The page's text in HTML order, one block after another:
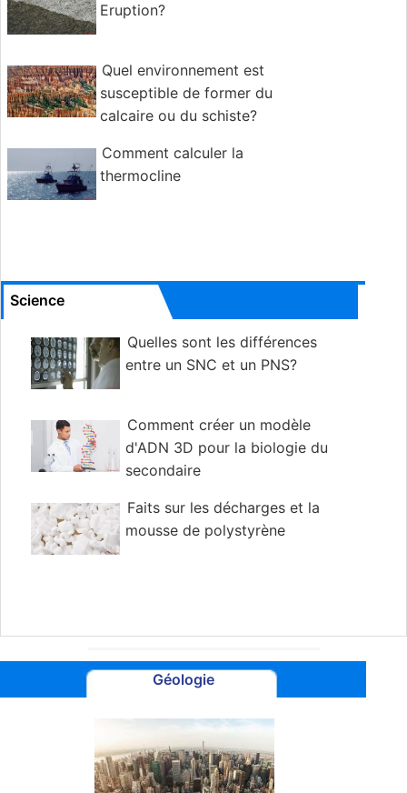
Eruption?
Quel environnement est
susceptible de former du
calcaire ou du schiste?
Comment calculer la
thermocline
Science
Quelles sont les différences
entre un SNC et un PNS?
Comment créer un modèle
d'ADN 3D pour la biologie du
secondaire
Faits sur les décharges et la
mousse de polystyrène
Géologie